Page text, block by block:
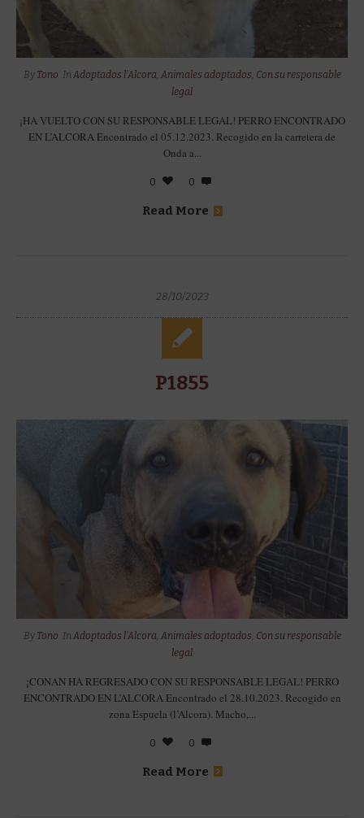
By Tono In Adoptados l'Alcora, Animales adoptados, Con su responsable
legal
¡HA VUELTO CON SU RESPONSABLE LEGAL! PERRO ENCONTRADO
EN L’ALCORA Encontrado el 05.12.2023. Recogido en la carretera de
Onda a...
0 0
Read More
28/10/2023
P1855
By Tono In Adoptados l'Alcora Animales adoptados Con su responsable
legal
¡CONAN HA REGRESADO CON SU RESPONSABLE LEGAL! PERRO
ENCONTRADO EN L’ALCORA Encontrado el 28.10.2023. Recogido en
zona Espuela (l’Alcora). Macho,...
0 0
Read More